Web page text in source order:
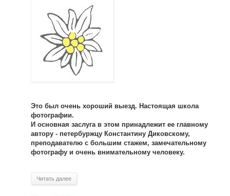
Это был очень хороший выезд. Настоящая школа
фотографии.
И основная заслуга в этом принадлежит ее главному
автору - петербуржцу Константину Диковскому,
преподавателю с большим стажем, замечательному
фотографу и очень внимательному человеку.
Читать далее